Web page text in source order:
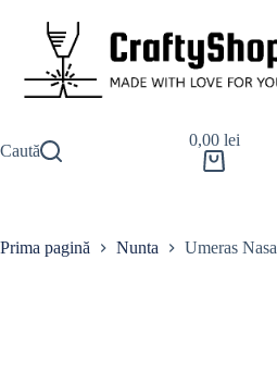
Caută
0,00 lei
Prima pagină Nunta Umeras Nasa